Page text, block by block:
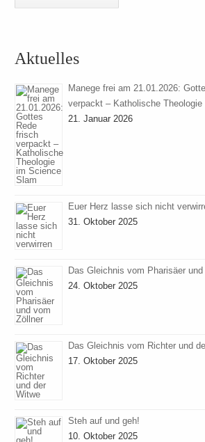
Aktuelles
Manege frei am 21.01.2026:
verpackt – Katholische
21. Januar 2026
Euer Herz lasse sich nicht
31. Oktober 2025
Das Gleichnis vom Pharisäer
24. Oktober 2025
Das Gleichnis vom Richter und
17. Oktober 2025
Steh auf und geh!
10. Oktober 2025